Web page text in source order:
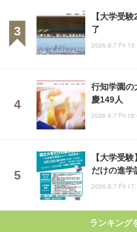
【大学受
了
2026.8.7 Fri
行知学園
慶149人
2026.8.7 Fri
【大学受
だけの進学
2026.8.7 Fri
ランキング